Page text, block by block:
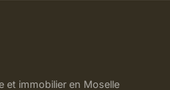
et immobilier en Moselle